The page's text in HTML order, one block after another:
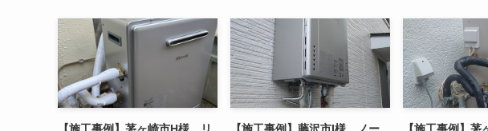
【施工事例】茅ヶ崎市H様。リ
【施工事例】藤沢市I様。ノー
【施工事例】